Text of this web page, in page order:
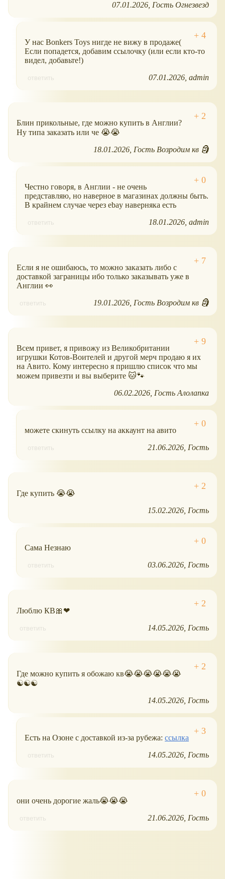
07.01.2026 Гость Огнезвезд
У нас Bonkers Toys нигде не вижу в продаже(
Если попадется, добавим ссылочку (или если кто-то
видел, добавьте!)
ответить 07.01.2026 admin
Блин прикольные, где можно купить в Англии?
Ну типа заказать или че 😭😭
18.01.2026 Гость Возродим кв 🗿
Честно говоря, в Англии - не очень
представляю, но наверное в магазинах должны быть.
В крайнем случае через ebay наверняка есть
ответить 18.01.2026 admin
Если я не ошибаюсь, то можно заказать либо с
доставкой заграницы ибо только заказывать уже в
Англии 👀
ответить 19.01.2026 Гость Возродим кв 🗿
Всем привет, я привожу из Великобритании
игрушки Котов-Воителей и другой мерч продаю я их
на Авито. Кому интересно я пришлю список что мы
можем привезти и вы выберите 🐱🐾
06.02.2026 Гость Алолапка
можете скинуть ссылку на аккаунт на авито
ответить 21.06.2026 Гость
Где купить 😭😭
15.02.2026 Гость
Сама Незнаю
ответить 03.06.2026 Гость
Люблю КВ🎀❤
ответить 14.05.2026 Гость
Где можно купить я обожаю кв😭😭😭😭😭😭
☯️☯️☯️
14.05.2026 Гость
Есть на Озоне с доставкой из-за рубежа: ссылка
ответить 14.05.2026 Гость
они очень дорогие жаль😭😭😭
ответить 21.06.2026 Гость